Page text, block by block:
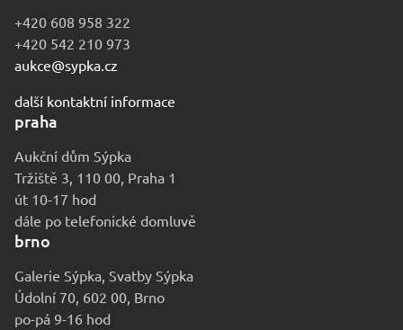
+420 608 958 322
+420 542 210 973
aukce@sypka.cz
další kontaktní informace
praha
Aukční dům Sýpka
Tržiště 3, 110 00, Praha 1
út 10-17 hod
dále po telefonické domluvě
brno
Galerie Sýpka, Svatby Sýpka
Údolní 70, 602 00, Brno
po-pá 9-16 hod